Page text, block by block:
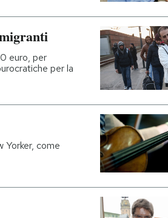
euro, per
per la
Yorker, come